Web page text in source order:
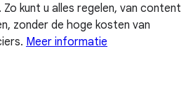
kunt u alles regelen, van content
zonder de hoge kosten van
Meer informatie